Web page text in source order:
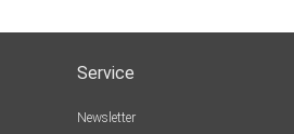
Service
Newsletter